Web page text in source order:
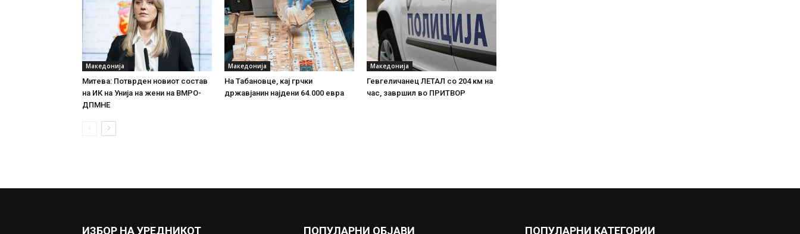
Македонија
Митева: Потврден новиот состав
на ИК на Унија на жени на ВМРО-
ДПМНЕ
Македонија
На Табановце, кај грчки
државјанин најдени 64.000 евра
Македонија
Гевгеличанец ЛЕТАЛ со 204 км на
час, завршил во ПРИТВОР
ИЗБОР НА УРЕДНИКОТ ПОПУЛАРНИ ОБЈАВИ ПОПУЛАРНИ КАТЕГОРИИ